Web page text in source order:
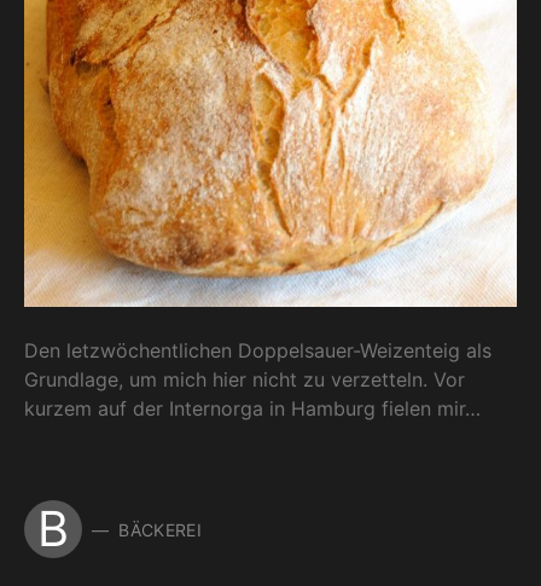
Den letzwöchentlichen Doppelsauer-Weizenteig als
Grundlage, um mich hier nicht zu verzetteln. Vor
kurzem auf der Internorga in Hamburg fielen mir…
B BÄCKEREI